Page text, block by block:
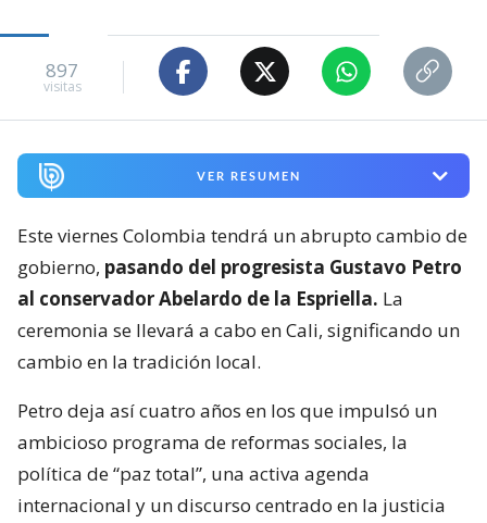
897
visitas
VER RESUMEN
Este viernes Colombia tendrá un abrupto cambio de
gobierno, pasando del progresista Gustavo Petro
al conservador Abelardo de la Espriella. La
ceremonia se llevará a cabo en Cali, significando un
cambio en la tradición local.
Petro deja así cuatro años en los que impulsó un
ambicioso programa de reformas sociales, la
política de “paz total”, una activa agenda
internacional y un discurso centrado en la justicia